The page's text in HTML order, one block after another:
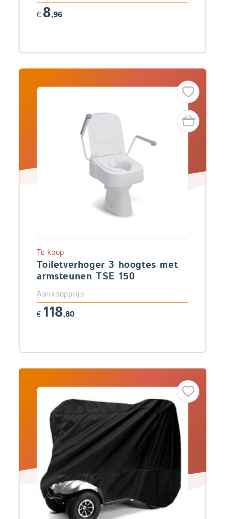
€ 8,96
Toiletverhoger 3 hoogtes met
armsteunen TSE 150
Te koop
Aankoopprijs
€ 118,80